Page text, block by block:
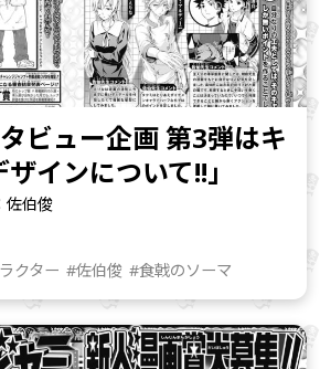
ビュー企画 第3弾はキ
インについて!!」
佐伯俊
クター #佐伯俊 #食戟のソーマ